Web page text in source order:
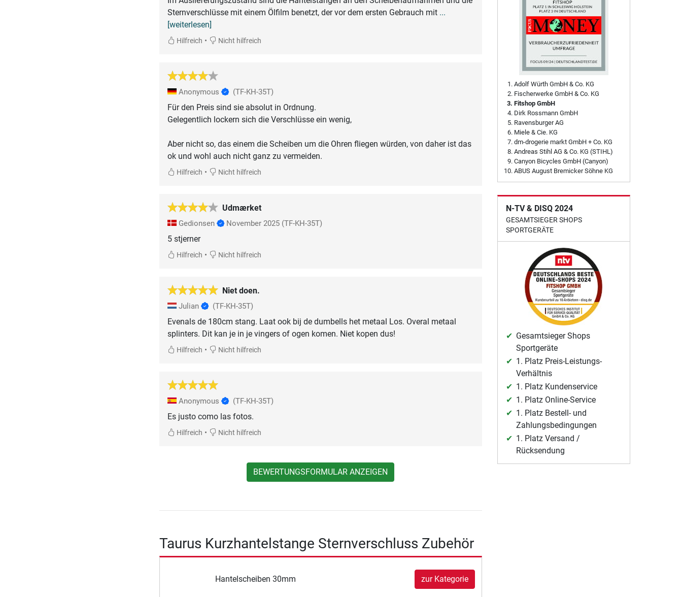
Sternverschlüsse mit einem Ölfilm benetzt, der vor dem ersten Gebrauch mit ...
[weiterlesen]
Hilfreich • Nicht hilfreich
Anonymous (TF-KH-35T)
Für den Preis sind sie absolut in Ordnung.
Gelegentlich lockern sich die Verschlüsse ein wenig,
Aber nicht so, das einem die Scheiben um die Ohren fliegen würden, von daher ist das
ok und wohl auch nicht ganz zu vermeiden.
Hilfreich • Nicht hilfreich
Udmærket
Gedionsen November 2025 (TF-KH-35T)
5 stjerner
Hilfreich • Nicht hilfreich
Niet doen.
Julian (TF-KH-35T)
Evenals de 180cm stang. Laat ook bij de dumbells het metaal Los. Overal metaal
splinters. Dit kan je in je vingers of ogen komen. Niet kopen dus!
Hilfreich • Nicht hilfreich
Anonymous (TF-KH-35T)
Es justo como las fotos.
Hilfreich • Nicht hilfreich
BEWERTUNGSFORMULAR ANZEIGEN
Taurus Kurzhantelstange Sternverschluss Zubehör
Hantelscheiben 30mm zur Kategorie
Adolf Würth GmbH & Co. KG
Fischerwerke GmbH & Co. KG
Fitshop GmbH
Dirk Rossmann GmbH
Ravensburger AG
Miele & Cie. KG
dm-drogerie markt GmbH + Co. KG
Andreas Stihl AG & Co. KG (STIHL)
Canyon Bicycles GmbH (Canyon)
ABUS August Bremicker Söhne KG
N-TV & DISQ 2024
GESAMTSIEGER SHOPS
SPORTGERÄTE
Gesamtsieger Shops
Sportgeräte
1. Platz Preis-Leistungs-
Verhältnis
1. Platz Kundenservice
1. Platz Online-Service
1. Platz Bestell- und
Zahlungsbedingungen
1. Platz Versand /
Rücksendung